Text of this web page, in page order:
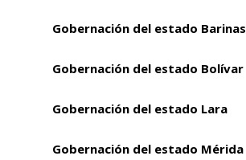
Gobernación del estado Barinas
Gobernación del estado Bolívar
Gobernación del estado Lara
Gobernación del estado Mérida